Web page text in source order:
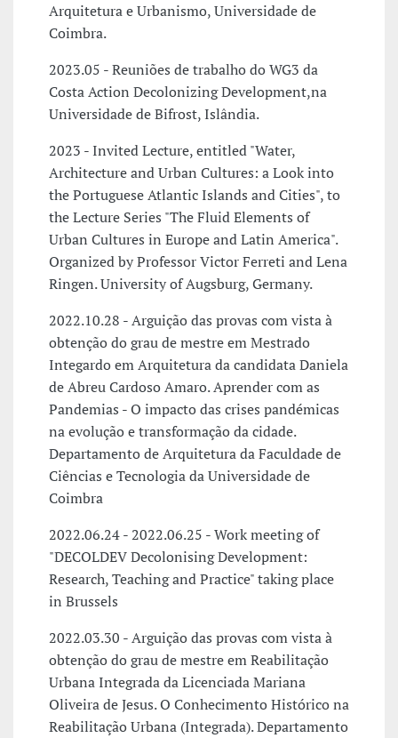
Arquitetura e Urbanismo, Universidade de
Coimbra.
2023.05 - Reuniões de trabalho do WG3 da
Costa Action Decolonizing Development,na
Universidade de Bifrost, Islândia.
2023 - Invited Lecture, entitled "Water,
Architecture and Urban Cultures: a Look into
the Portuguese Atlantic Islands and Cities", to
the Lecture Series "The Fluid Elements of
Urban Cultures in Europe and Latin America".
Organized by Professor Victor Ferreti and Lena
Ringen. University of Augsburg, Germany.
2022.10.28 - Arguição das provas com vista à
obtenção do grau de mestre em Mestrado
Integardo em Arquitetura da candidata Daniela
de Abreu Cardoso Amaro. Aprender com as
Pandemias - O impacto das crises pandémicas
na evolução e transformação da cidade.
Departamento de Arquitetura da Faculdade de
Ciências e Tecnologia da Universidade de
Coimbra
2022.06.24 - 2022.06.25 - Work meeting of
"DECOLDEV Decolonising Development:
Research, Teaching and Practice" taking place
in Brussels
2022.03.30 - Arguição das provas com vista à
obtenção do grau de mestre em Reabilitação
Urbana Integrada da Licenciada Mariana
Oliveira de Jesus. O Conhecimento Histórico na
Reabilitação Urbana (Integrada). Departamento